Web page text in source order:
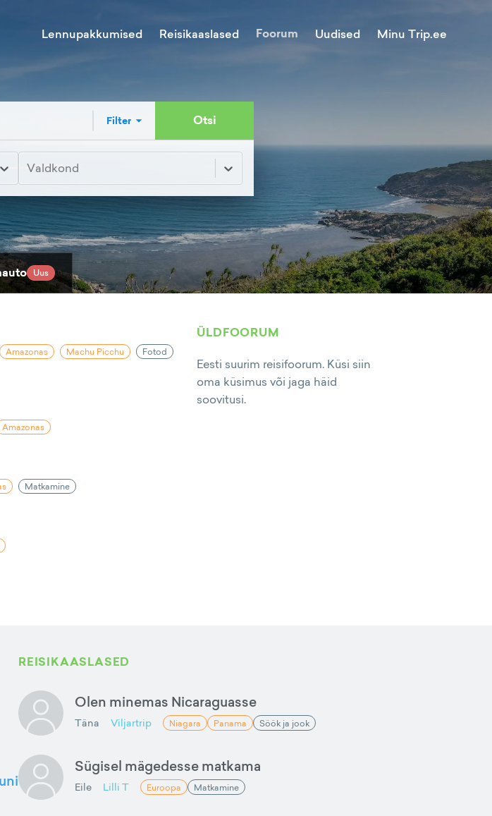
Lennupakkumised Reisikaaslased Foorum Uudised Minu Trip.ee
Filter Otsi
Valdkond
Uus
Amazonas Machu Picchu
Fotod
Amazonas
Matkamine
ÜLDFOORUM
Eesti suurim reisifoorum. Küsi siin
oma küsimus või jaga häid
soovitusi.
REISIKAASLASED
Olen minemas Nicaraguasse
Täna Viljartrip Niagara Panama Söök ja jook
Sügisel mägedesse matkama
Eile Lilli T Euroopa Matkamine